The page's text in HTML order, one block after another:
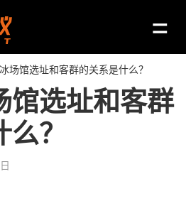
场馆选址和客群的关系是什么？
馆选址和客群
？